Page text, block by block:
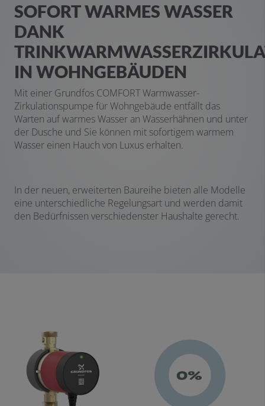
SOFORT WARMES WASSER
DANK
IN WOHNGEBÄUDEN
Mit einer Grundfos COMFORT Warmwasser-
Zirkulationspumpe für Wohngebäude entfällt das
Warten auf warmes Wasser an Wasserhähnen und unter
der Dusche und Sie können mit sofortigem warmem
Wasser einen Hauch von Luxus erhalten.
In der neuen, erweiterten Baureihe bieten alle Modelle
eine unterschiedliche Regelungsart und werden damit
den Bedürfnissen verschiedenster Haushalte gerecht.